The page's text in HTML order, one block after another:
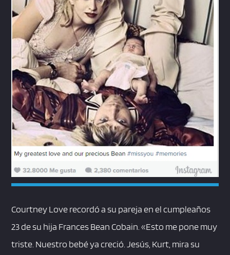
Courtney Love recordó a su pareja en el cumpleaños
23 de su hija Frances Bean Cobain. «Esto me pone muy
triste. Nuestro bebé ya creció. Jesús, Kurt, mira su